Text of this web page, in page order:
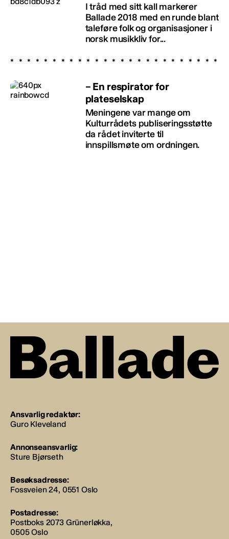
I tråd med sitt kall markerer
Ballade 2018 med en runde blant
taleføre folk og organisasjoner i
norsk musikkliv for...
– En respirator for
plateselskap
Meningene var mange om
Kulturrådets publiseringsstøtte
da rådet inviterte til
innspillsmøte om ordningen.
Ansvarlig redaktør:
Guro Kleveland
Annonseansvarlig:
Sture Bjørseth
Besøksadresse:
Fossveien 24, 0551 Oslo
Postadresse:
Postboks 2073 Grünerløkka,
0505 Oslo